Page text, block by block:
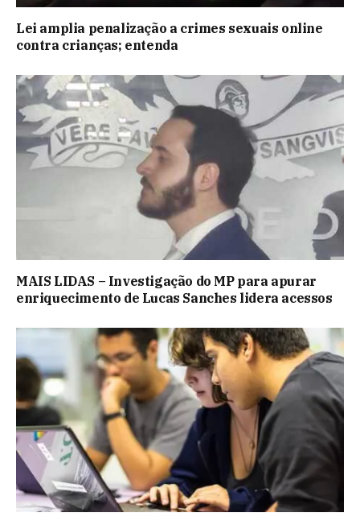
Lei amplia penalização a crimes sexuais online
contra crianças; entenda
MAIS LIDAS – Investigação do MP para apurar
enriquecimento de Lucas Sanches lidera acessos